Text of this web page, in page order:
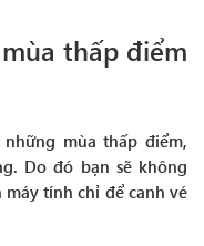
thấp điểm
mùa thấp điểm,
Do đó bạn sẽ không
máy tính chỉ để canh vé